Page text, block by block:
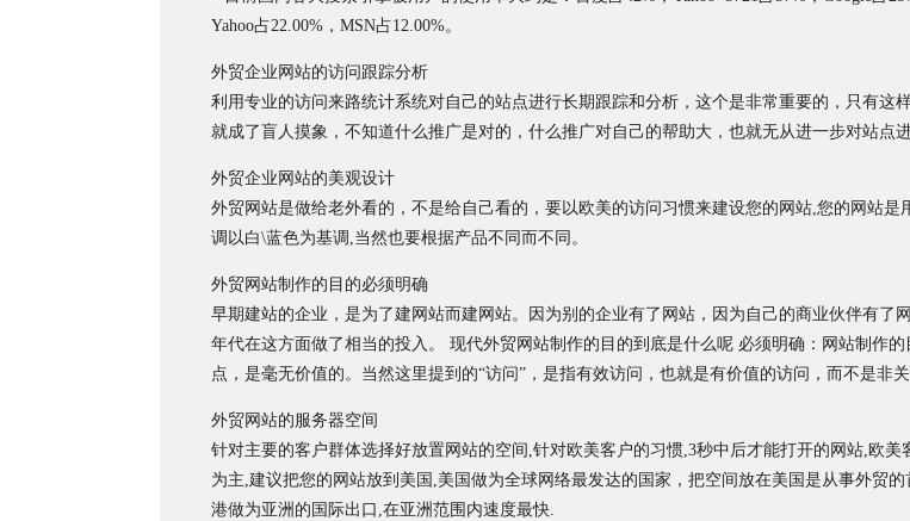
Yahoo占22.00%，MSN占12.00%。
外贸企业网站的访问跟踪分析
利用专业的访问来路统计系统对自己的站点进行长期跟踪和分析，这个是非常重要的，只有这
就成了盲人摸象，不知道什么推广是对的，什么推广对自己的帮助大，也就无从进一步对站点进
外贸企业网站的美观设计
外贸网站是做给老外看的，不是给自己看的，要以欧美的访问习惯来建设您的网站,您的网站
调以白\蓝色为基调,当然也要根据产品不同而不同。
外贸网站制作的目的必须明确
早期建站的企业，是为了建网站而建网站。因为别的企业有了网站，因为自己的商业伙伴有了
年代在这方面做了相当的投入。 现代外贸网站制作的目的到底是什么呢 必须明确：网站制作
点，是毫无价值的。当然这里提到的“访问”，是指有效访问，也就是有价值的访问，而不是非关
外贸网站的服务器空间
针对主要的客户群体选择好放置网站的空间,针对欧美客户的习惯,3秒中后才能打开的网站,欧
为主,建议把您的网站放到美国,美国做为全球网络最发达的国家，把空间放在美国是从事外贸
港做为亚洲的国际出口,在亚洲范围内速度最快.